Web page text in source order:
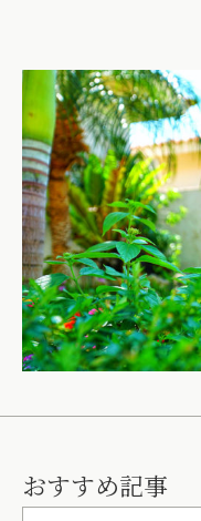
おすすめ記事